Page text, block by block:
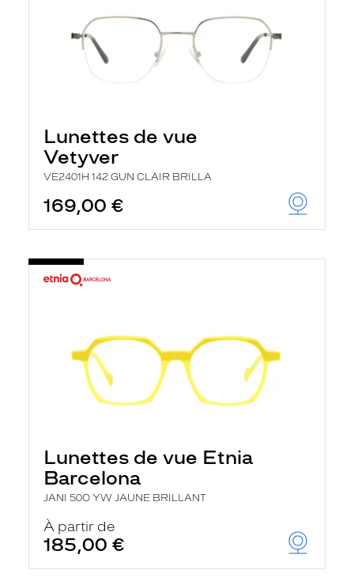
Lunettes de vue
Vetyver
VE2401H 142 GUN CLAIR BRILLA
169,00 €
Lunettes de vue Etnia
Barcelona
JANI 50O YW JAUNE BRILLANT
À partir de
185,00 €